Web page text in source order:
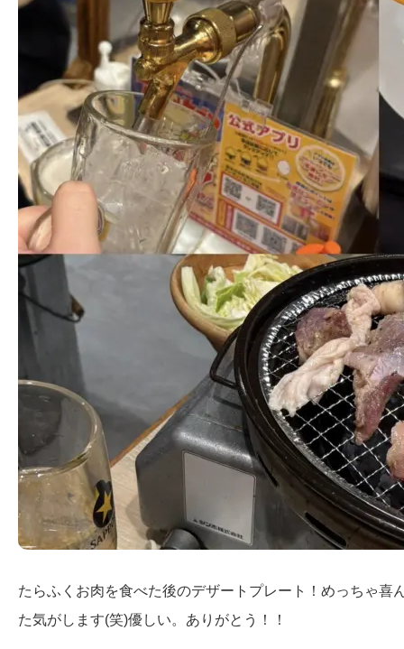
たらふくお肉を食べた後のデザートプレート！めっちゃ
た気がします(笑)優しい。ありがとう！！